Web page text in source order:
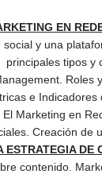
EN
y una
principales tipos y
Roles
e
Marketing en
Creación de
ESTRATEGIA DE
contenido.